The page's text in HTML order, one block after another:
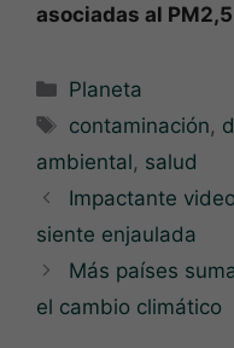
asociadas al
Categorías
Planeta
Etiquetas
contaminación,
ambiental, salud
Impactante
siente enjaulada
Más países
el cambio climático